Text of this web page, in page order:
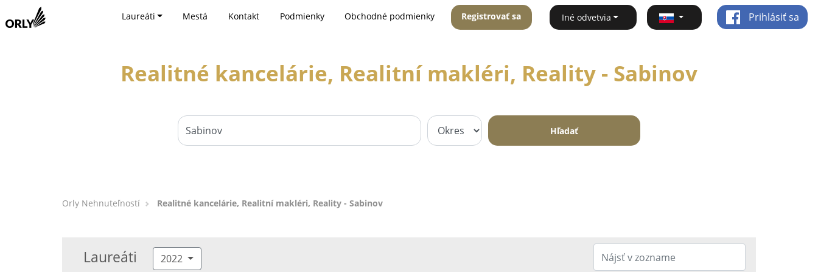
Laureáti Mestá Kontakt Podmienky Obchodné podmienky Registrovať sa Iné odvetvia Prihlásiť sa
Realitné kancelárie, Realitní makléri, Reality - Sabinov
Hľadať
Orly Nehnuteľností Realitné kancelárie, Realitní makléri, Reality - Sabinov
Laureáti 2022